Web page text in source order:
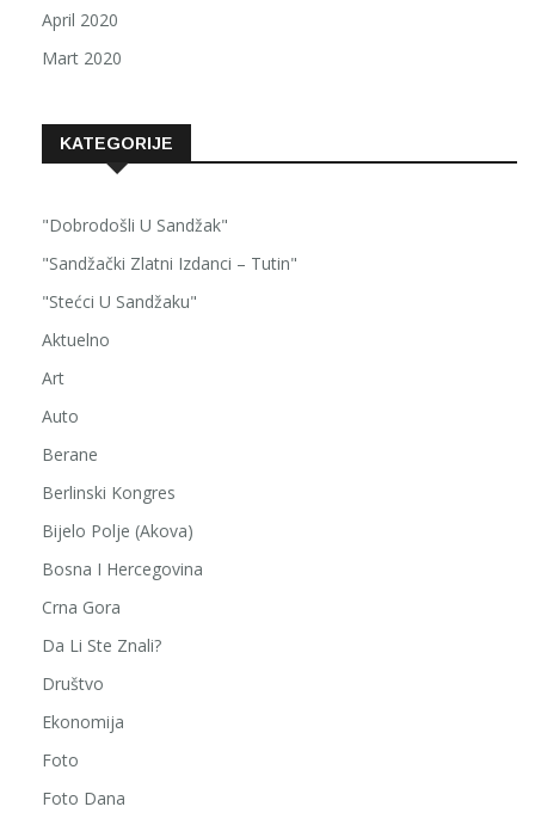
April 2020
Mart 2020
KATEGORIJE
"Dobrodošli U Sandžak"
"Sandžački Zlatni Izdanci – Tutin"
"Stećci U Sandžaku"
Aktuelno
Art
Auto
Berane
Berlinski Kongres
Bijelo Polje (Akova)
Bosna I Hercegovina
Crna Gora
Da Li Ste Znali?
Društvo
Ekonomija
Foto
Foto Dana